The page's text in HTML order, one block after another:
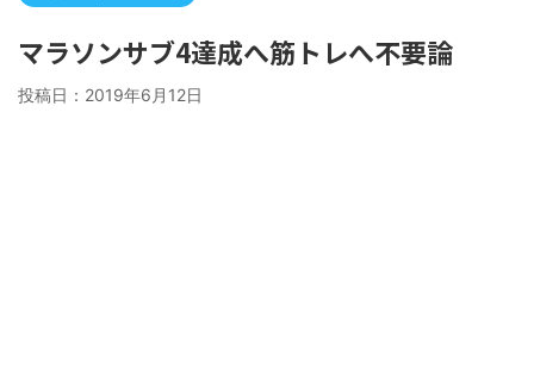
マラソンサブ4達成へ筋トレへ不要論
投稿日： 2019年6月12日